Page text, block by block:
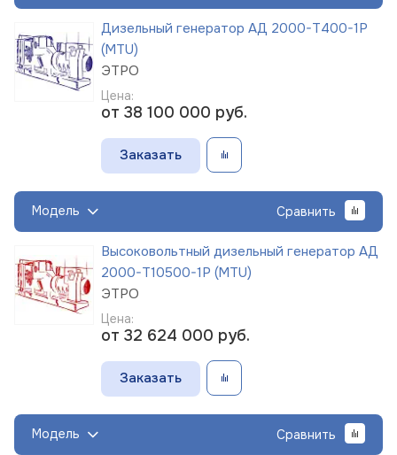
Дизельный генератор АД 2000-Т400-1Р
(MTU)
ЭТРО
Цена:
от 38 100 000 руб.
Заказать
Модель Сравнить
Высоковольтный дизельный генератор АД
2000-Т10500-1Р (MTU)
ЭТРО
Цена:
от 32 624 000 руб.
Заказать
Модель Сравнить